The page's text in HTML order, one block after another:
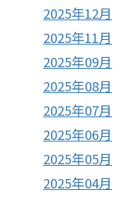
2025年12月
2025年11月
2025年09月
2025年08月
2025年07月
2025年06月
2025年05月
2025年04月